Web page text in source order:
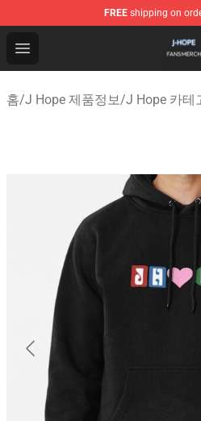
FREE shipping on
Open menu
J Hope Shop - Official J
홈/J Hope 제품정보/J Hope 카테